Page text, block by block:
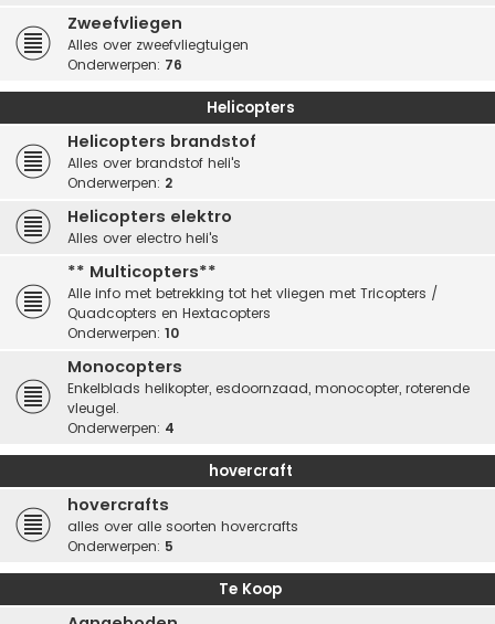
Zweefvliegen
Alles over zweefvliegtuigen
Onderwerpen: 76
Helicopters
Helicopters brandstof
Alles over brandstof heli's
Onderwerpen: 2
Helicopters elektro
Alles over electro heli's
** Multicopters**
Alle info met betrekking tot het vliegen met Tricopters /
Quadcopters en Hextacopters
Onderwerpen: 10
Monocopters
Enkelblads helikopter, esdoornzaad, monocopter, roterende
vleugel.
Onderwerpen: 4
hovercraft
hovercrafts
alles over alle soorten hovercrafts
Onderwerpen: 5
Te Koop